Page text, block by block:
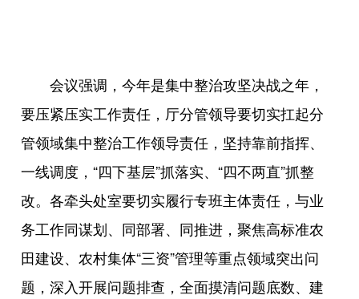
会议强调，今年是集中整治攻坚决战之年，
要压紧压实工作责任，厅分管领导要切实扛起分
管领域集中整治工作领导责任，坚持靠前指挥、
一线调度，“四下基层”抓落实、“四不两直”抓整
改。各牵头处室要切实履行专班主体责任，与业
务工作同谋划、同部署、同推进，聚焦高标准农
田建设、农村集体“三资”管理等重点领域突出问
题，深入开展问题排查，全面摸清问题底数、建